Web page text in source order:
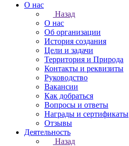
О нас
Назад
О нас
Об организации
История создания
Цели и задачи
Территория и Природа
Контакты и реквизиты
Руководство
Вакансии
Как добраться
Вопросы и ответы
Награды и сертификаты
Отзывы
Деятельность
Назад